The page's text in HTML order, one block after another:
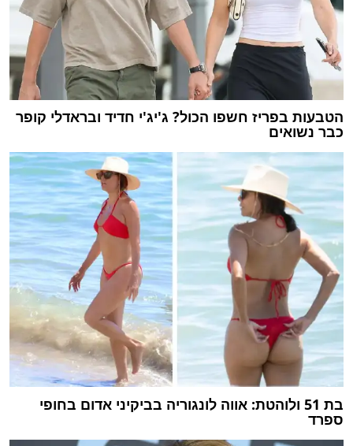
הטבעות בפריז חשפו הכול? ג'יג'י חדיד ובראדלי קופר
כבר נשואים
בת 51 ולוהטת: אווה לונגוריה בביקיני אדום בחופי
ספרד